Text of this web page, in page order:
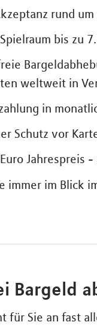
rund
bis zu
weltweit in
in
Schutz vor
Jahrespreis
immer im Blick
Bargeld
für Sie an fast